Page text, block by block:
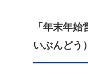
「年末年
いぶんどう